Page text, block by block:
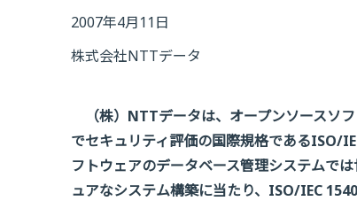
2007年4月11日
株式会社NTTデータ
（株）NTTデータは、オープンソースソ
でセキュリティ評価の国際規格であるISO/
フトウェアのデータベース管理システムで
ュアなシステム構築に当たり、ISO/IEC